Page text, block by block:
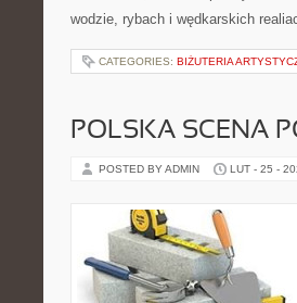
wodzie, rybach i wędkarskich
CATEGORIES: BIŻUTERIA
POLSKA SCENA
POSTED BY ADMIN LUT - 25 -